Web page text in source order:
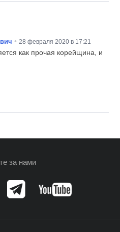
• 28 февраля 2020 в 17:21
как прочая корейщина, и
за нами